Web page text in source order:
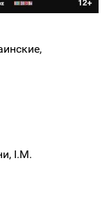
I.M.